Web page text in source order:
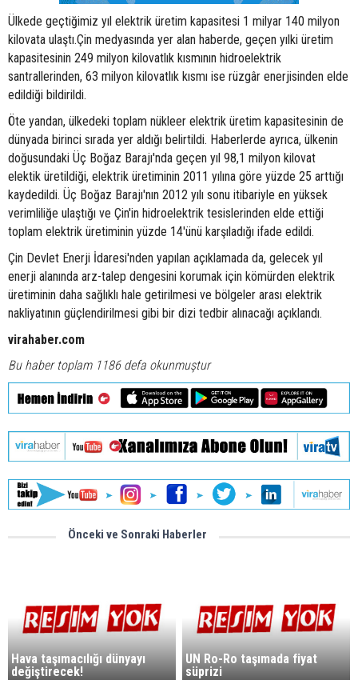
Ülkede geçtiğimiz yıl elektrik üretim kapasitesi 1 milyar 140 milyon
kilovata ulaştı.Çin medyasında yer alan haberde, geçen yılki üretim
kapasitesinin 249 milyon kilovatlık kısmının hidroelektrik
santrallerinden, 63 milyon kilovatlık kısmı ise rüzgâr enerjisinden elde
edildiği bildirildi.
Öte yandan, ülkedeki toplam nükleer elektrik üretim kapasitesinin de
dünyada birinci sırada yer aldığı belirtildi. Haberlerde ayrıca, ülkenin
doğusundaki Üç Boğaz Barajı'nda geçen yıl 98,1 milyon kilovat
elektik üretildiği, elektrik üretiminin 2011 yılına göre yüzde 25 arttığı
kaydedildi. Üç Boğaz Barajı'nın 2012 yılı sonu itibariyle en yüksek
verimliliğe ulaştığı ve Çin'in hidroelektrik tesislerinden elde ettiği
toplam elektrik üretiminin yüzde 14'ünü karşıladığı ifade edildi.
Çin Devlet Enerji İdaresi'nden yapılan açıklamada da, gelecek yıl
enerji alanında arz-talep dengesini korumak için kömürden elektrik
üretiminin daha sağlıklı hale getirilmesi ve bölgeler arası elektrik
nakliyatının güçlendirilmesi gibi bir dizi tedbir alınacağı açıklandı.
virahaber.com
Bu haber toplam 1186 defa okunmuştur
Önceki ve Sonraki Haberler
Hava taşımacılığı dünyayı
değiştirecek!
UN Ro-Ro taşımada fiyat
süprizi